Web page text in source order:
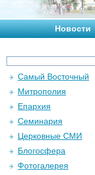
Новости
Самый Восточный
Митрополия
Епархия
Семинария
Церковные СМИ
Блогосфера
Фотогалерея